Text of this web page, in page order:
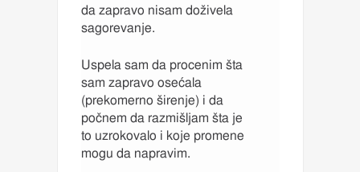
da zapravo nisam doživela
sagorevanje.
Uspela sam da procenim šta
sam zapravo osećala
(prekomerno širenje) i da
počnem da razmišljam šta je
to uzrokovalo i koje promene
mogu da napravim.